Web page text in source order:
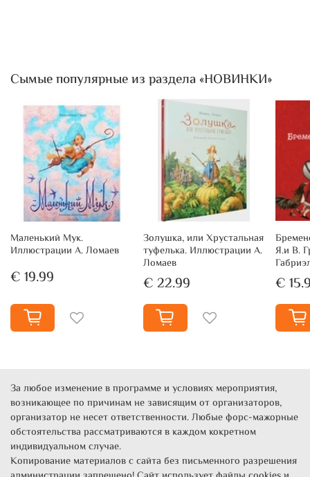
Сымые популярные из раздела «НОВИНКИ»
Маленький Мук.
Иллюстрации А. Ломаев
€ 19.99
Золушка, или Хрустальная
туфелька. Иллюстрации А.
Ломаев
€ 22.99
Я.и В.
€
За любое изменение в программе и условиях мероприятия,
возникающее по причинам не зависящим от организаторов,
организатор не несет ответственности. Любые форс-мажорные
обстоятельства рассматриваются в каждом кокретном
индивидуальном случае.
Копирование материалов с сайта без письменного разрешения